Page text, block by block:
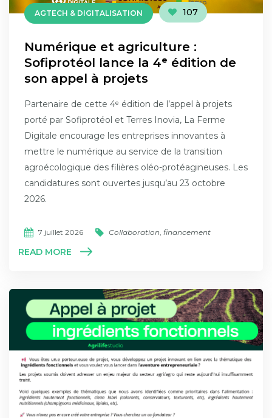
AGTECH & DIGITALISATION 107
Numérique et agriculture :
Sofiprotéol lance la 4ᵉ édition de
son appel à projets
Partenaire de cette 4ᵉ édition de l’appel à projets
porté par Sofiprotéol et Terres Inovia, La Ferme
Digitale encourage les entreprises innovantes à
mettre le numérique au service de la transition
agroécologique des filières oléo-protéagineuses. Les
candidatures sont ouvertes jusqu’au 23 octobre
2026.
7 juillet 2026 Collaboration, financement
READ MORE